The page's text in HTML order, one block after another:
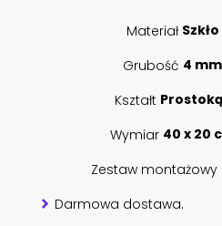
Materiał Szkło
Grubość 4 mm
Kształt
Wymiar 40 x 20
Zestaw montażowy
Darmowa dostawa.